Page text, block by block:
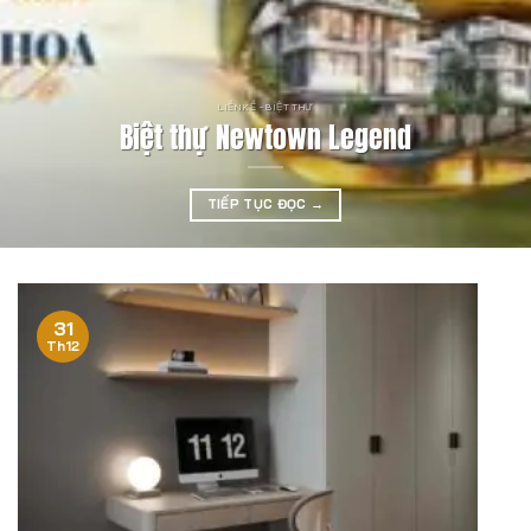
LIỀN KỀ - BIỆT THỰ
Biệt thự Newtown Legend
TIẾP TỤC ĐỌC →
31
Th12